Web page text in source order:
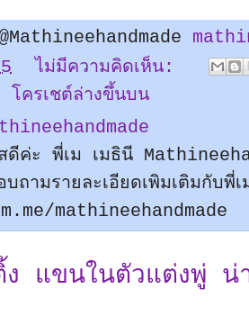
ไม่มีความคิดเห็น:
โครเชต์ล่างขึ้นบน
ดีค่ะ พี่เม เมธินี
บถามรายละเอียดเพิมเติมกับ
mathineehandmade
ง แขนในตัวแต่งพู่ น่